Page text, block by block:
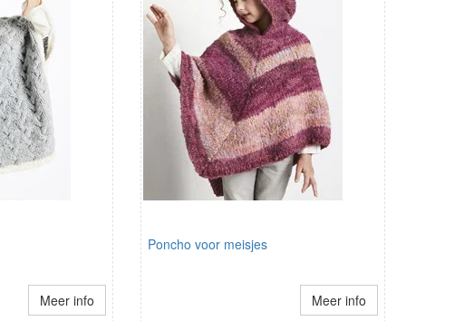
Meer info
Poncho voor meisjes
Meer info